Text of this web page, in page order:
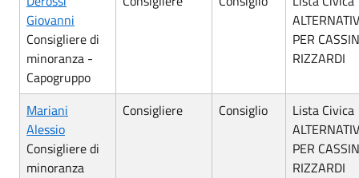
Giovanni
Consigliere di
minoranza -
Capogruppo
PER
RIZZARDI
Mariani
Alessio
Consigliere di
minoranza
Consigliere Consiglio
Lista Civica
PER
RIZZARDI